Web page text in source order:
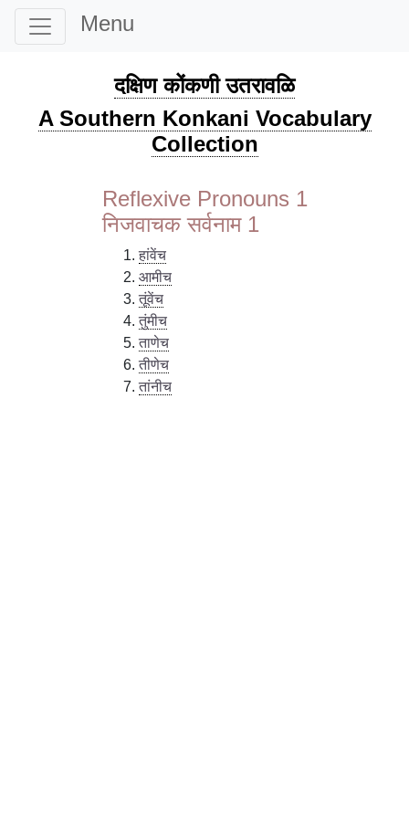
Menu
दक्षिण कोंकणी उतरावळि
A Southern Konkani Vocabulary
Collection
Reflexive Pronouns 1
निजवाचक सर्वनाम 1
हांवेंच
आमीच
तूंवेंच
तुंमीच
ताणेच
तीणेच
तांनीच